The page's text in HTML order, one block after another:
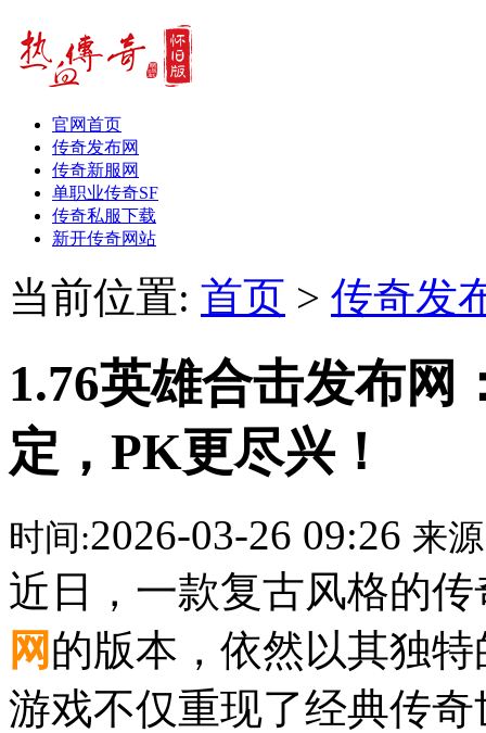
官网首页
传奇发布网
传奇新服网
单职业传奇SF
传奇私服下载
新开传奇网站
当前位置: 首页 > 传奇发
1.76英雄合击发布网
定，PK更尽兴！
时间:2026-03-26 09:26 来
近日，一款复古风格的
网 的版本，依然以其独
游戏不仅重现了经典传